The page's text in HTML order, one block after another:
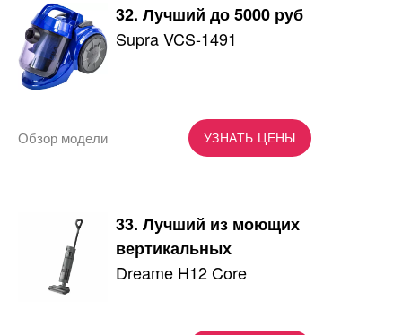
32. Лучший до 5000 руб
Supra VCS-1491
УЗНАТЬ ЦЕНЫ
Обзор модели
33. Лучший из моющих
вертикальных
Dreame H12 Core